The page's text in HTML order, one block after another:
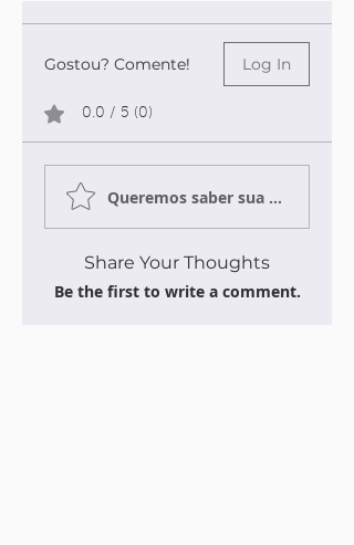
Gostou? Comente! Log In
0.0 / 5 (0)
Queremos saber sua opinião
Share Your Thoughts
Be the first to write a comment.